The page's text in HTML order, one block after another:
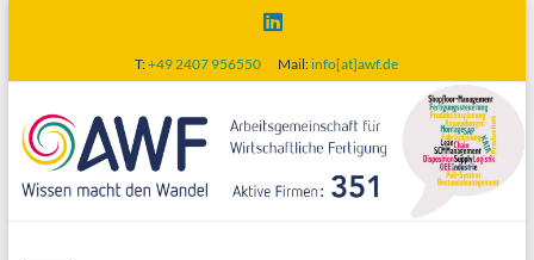
content
T:+49 2407 956550 Mail:info[at]awf.de